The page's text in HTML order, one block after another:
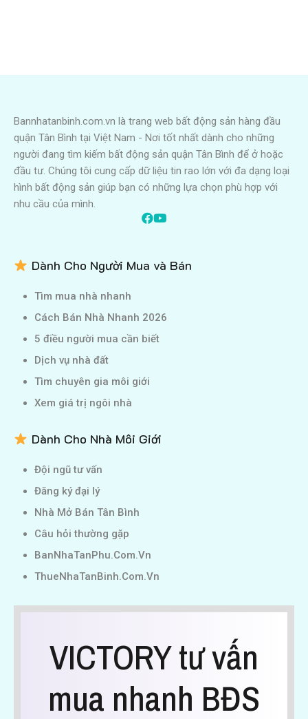
Bannhatanbinh.com.vn là trang web bất động sản hàng đầu
quận Tân Bình tại Việt Nam - Nơi tốt nhất dành cho những
người đang tìm kiếm bất động sản quận Tân Bình để ở hoặc
đầu tư. Chúng tôi cung cấp dữ liệu tin rao lớn với đa dạng loại
hình bất động sản giúp bạn có những lựa chọn phù hợp với
nhu cầu của mình.
Dành Cho Người Mua và Bán
Tìm mua nhà nhanh
Cách Bán Nhà Nhanh 2026
5 điều người mua cần biết
Dịch vụ nhà đất
Tìm chuyên gia môi giới
Xem giá trị ngôi nhà
Dành Cho Nhà Môi Giới
Đội ngũ tư vấn
Đăng ký đại lý
Nhà Mở Bán Tân Bình
Câu hỏi thường gặp
BanNhaTanPhu.Com.Vn
ThueNhaTanBinh.Com.Vn
VICTORY tư vấn
mua nhanh BĐS